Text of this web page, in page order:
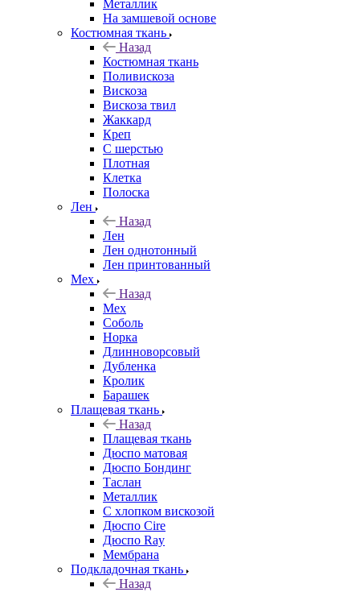
Металлик
На замшевой основе
Костюмная ткань
Назад
Костюмная ткань
Поливискоза
Вискоза
Вискоза твил
Жаккард
Креп
С шерстью
Плотная
Клетка
Полоска
Лен
Назад
Лен
Лен однотонный
Лен принтованный
Мех
Назад
Мех
Соболь
Норка
Длинноворсовый
Дубленка
Кролик
Барашек
Плащевая ткань
Назад
Плащевая ткань
Дюспо матовая
Дюспо Бондинг
Таслан
Металлик
С хлопком вискозой
Дюспо Cire
Дюспо Ray
Мембрана
Подкладочная ткань
Назад